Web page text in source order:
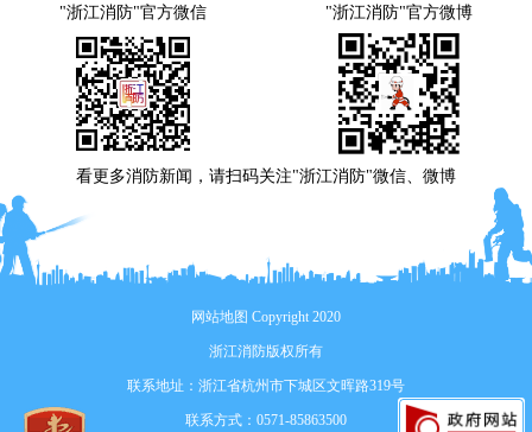
"浙江消防"官方微信 "浙江消防"官方微博
看更多消防新闻，请扫码关注"浙江消防"微信、微博
网站地图 Copyright 2020
浙江消防版权所有
联系地址：浙江省杭州市下城区文晖路319号
联系方式：0571-85863500